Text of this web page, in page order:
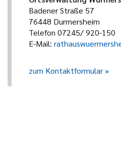
Badener Straße 57
76448 Durmersheim
Telefon 07245/ 920-150
E-Mail:
zum Kontaktformular